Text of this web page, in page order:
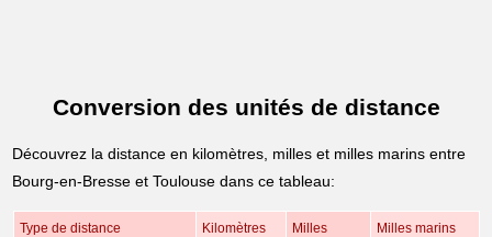
Conversion des unités de distance
Découvrez la distance en kilomètres, milles et milles marins entre
Bourg-en-Bresse et Toulouse dans ce tableau:
Type de distance Kilomètres Milles Milles marins